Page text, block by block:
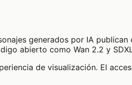
generados por IA
abierto como Wan 2.2 y
de visualización. El